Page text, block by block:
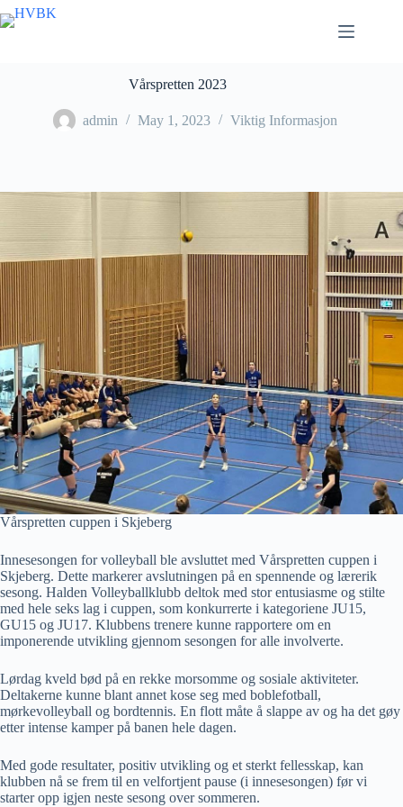
Skip
to
Vårspretten 2023
admin May 1, 2023 Viktig Informasjon
Vårspretten cuppen i Skjeberg
Innesesongen for volleyball ble avsluttet med Vårspretten cuppen i
Skjeberg. Dette markerer avslutningen på en spennende og lærerik
sesong. Halden Volleyballklubb deltok med stor entusiasme og stilte
med hele seks lag i cuppen, som konkurrerte i kategoriene JU15,
GU15 og JU17. Klubbens trenere kunne rapportere om en
imponerende utvikling gjennom sesongen for alle involverte.
Lørdag kveld bød på en rekke morsomme og sosiale aktiviteter.
Deltakerne kunne blant annet kose seg med boblefotball,
mørkevolleyball og bordtennis. En flott måte å slappe av og ha det gøy
etter intense kamper på banen hele dagen.
Med gode resultater, positiv utvikling og et sterkt fellesskap, kan
klubben nå se frem til en velfortjent pause (i innesesongen) før vi
starter opp igjen neste sesong over sommeren.